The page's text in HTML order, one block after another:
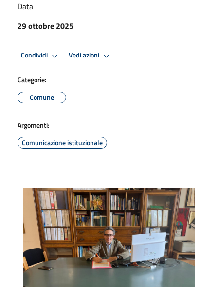
Data :
29 ottobre 2025
Condividi Vedi azioni
Categorie:
Comune
Argomenti:
Comunicazione istituzionale